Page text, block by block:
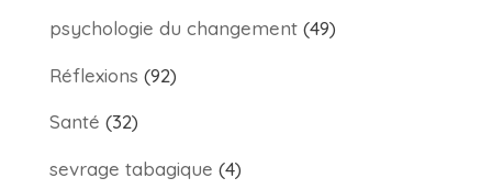
psychologie du changement(49)
Réflexions (92)
Santé (32)
sevrage tabagique (4)